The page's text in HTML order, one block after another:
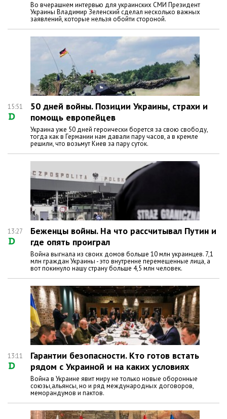
Во вчерашнем интервью для украинских СМИ Президент
Украины Владимир Зеленский сделал несколько важных
заявлений, которые нельзя обойти стороной.
15:51
50 дней войны. Позиции Украины, страхи и
помощь европейцев
Украина уже 50 дней героически борется за свою свободу,
тогда как в Германии нам давали пару часов, а в кремле
решили, что возьмут Киев за пару суток.
13:27
Беженцы войны. На что рассчитывал Путин и
где опять проиграл
Война выгнала из своих домов больше 10 млн украинцев. 7,1
млн граждан Украины - это внутренне перемещенные лица, а
вот покинуло нашу страну больше 4,5 млн человек.
13:11
Гарантии безопасности. Кто готов встать
рядом с Украиной и на каких условиях
Война в Украине явит миру не только новые оборонные
союзы,альянсы, но и ряд международных договоров,
меморандумов и пактов.